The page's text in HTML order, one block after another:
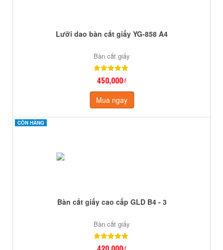
Lưỡi dao bàn cắt giấy YG-858 A4
Bàn cắt giấy
450,000₫
Mua ngay
CÒN HÀNG
CÒN HÀNG
Bàn cắt giấy cao cấp GLD B4 - 3
Bàn cắt giấy